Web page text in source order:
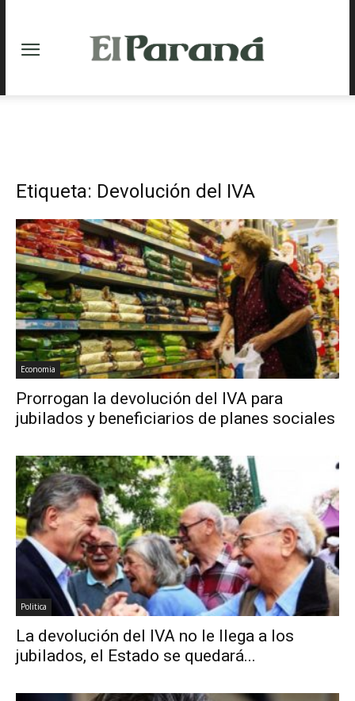
Etiqueta: Devolución del IVA
Economia
Prorrogan la devolución del IVA para
jubilados y beneficiarios de planes sociales
Politica
La devolución del IVA no le llega a los
jubilados, el Estado se quedará...